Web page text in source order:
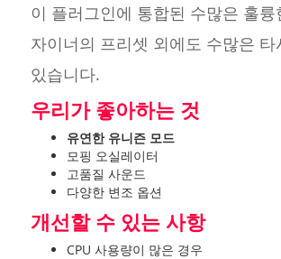
이 플러그인에 통합된 수많은 훌륭
자이너의 프리셋 외에도 수많은
있습니다.
우리가 좋아하는 것
유연한 유니즌 모드
모핑 오실레이터
고품질 사운드
다양한 변조 옵션
개선할 수 있는 사항
CPU 사용량이 많은 경우